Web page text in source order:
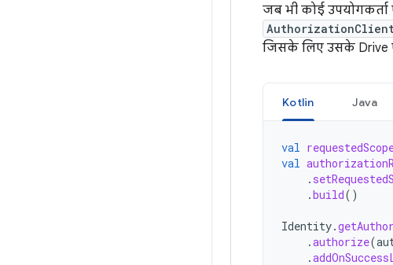
जब भी कोई
जिसके लिए उसके Drive
Kotlin Java
val
val
.
.build()
Identity.
.authorize(
.